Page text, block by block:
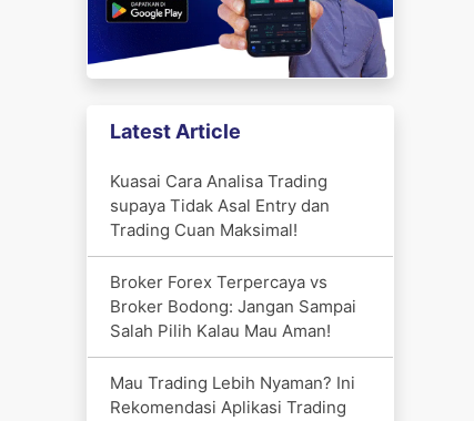
Latest Article
Kuasai Cara Analisa Trading
supaya Tidak Asal Entry dan
Trading Cuan Maksimal!
Broker Forex Terpercaya vs
Broker Bodong: Jangan Sampai
Salah Pilih Kalau Mau Aman!
Mau Trading Lebih Nyaman? Ini
Rekomendasi Aplikasi Trading